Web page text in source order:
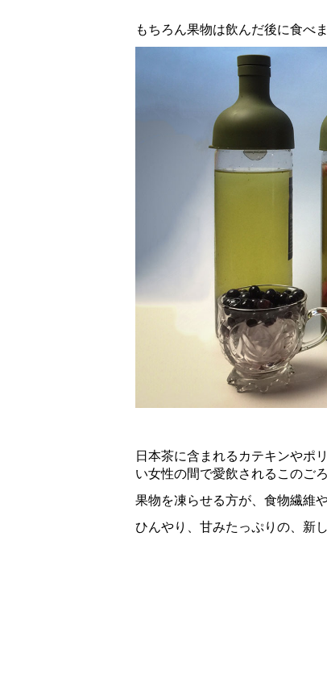
もちろん果物は飲んだ後に食べ
日本茶に含まれるカテキンやポ
い女性の間で愛飲されるこのごろ
果物を凍らせる方が、食物繊維
ひんやり、甘みたっぷりの、新